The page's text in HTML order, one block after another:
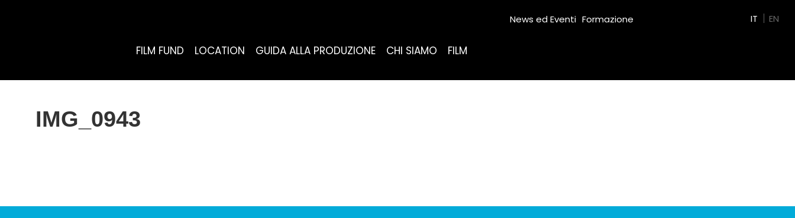
FILM FUND LOCATION GUIDA ALLA PRODUZIONE CHI SIAMO FILM
News ed Eventi Formazione IT EN
IMG_0943